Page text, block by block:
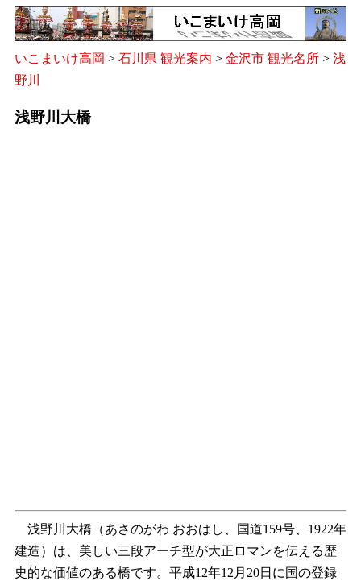
いこまいけ高岡 > 石川県 観光案内 > 金沢市 観光名所 > 浅
野川
浅野川大橋
浅野川大橋（あさのがわ おおはし、国道159号、1922年
建造）は、美しい三段アーチ型が大正ロマンを伝える歴
史的な価値のある橋です。平成12年12月20日に国の登録